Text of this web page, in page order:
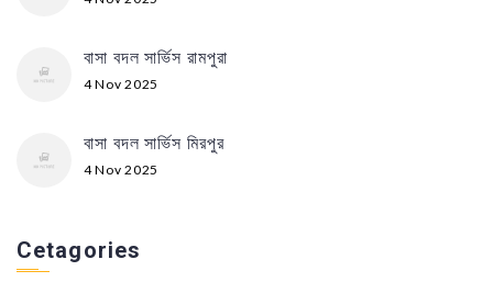
বাসা বদল সার্ভিস রামপুরা
4 Nov 2025
বাসা বদল সার্ভিস মিরপুর
4 Nov 2025
Cetagories